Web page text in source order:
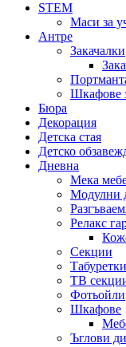
STEM
Маси за
Антре
Закачалки
Шкафове
Бюра
Декорация
Детска стая
Детско
Дневна
Мека
Модулни
Релакс
Секции
ТВ
Фотьойли
Шкафове
Ъглови